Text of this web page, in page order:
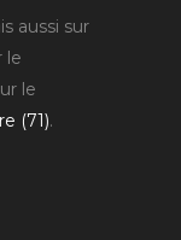
aussi sur
le
le
(71).